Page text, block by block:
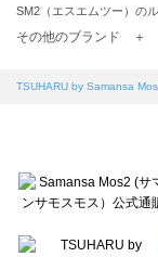
SM2（エスエムツー）の
TSUHARU by Samansa
Samansa Mos2 blue（サ
sō4ū（ソウフォーユー）
Te chichi（テチチ）のル
Te chichi CLASSIC（テ
Lugnoncure（ルノンキュ
その他のブランド ＋
TSUHARU by Samansa